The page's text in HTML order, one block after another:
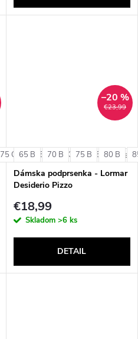
75 C 80 B 80 C 85 B +
€23,99
–20 %
65 B 70 B 75 B 80 B
Dámska podprsenka - Lormar
Desiderio Pizzo
€18,99
Skladom >6 ks
DETAIL